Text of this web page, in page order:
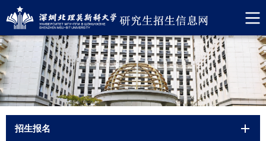
招生报名